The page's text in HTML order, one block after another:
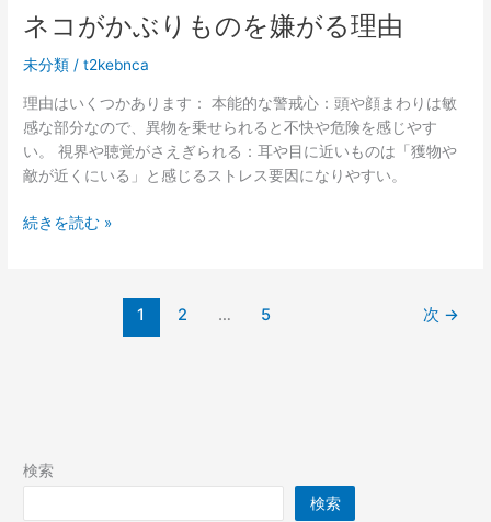
ツ
を
説
れ
の
性
と
浮
気
傾
い
ネコがかぶりものを嫌がる理由
未分類 /t2kebnca
理由はいくつかあります： 本能的な警戒心：頭や顔まわりは敏
感な部分なので、異物を乗せられると不快や危険を感じやす
い。 視界や聴覚がさえぎられる：耳や目に近いものは「獲物や
敵が近くにいる」と感じるストレス要因になりやすい。
ネ
が
る
続きを読む »
1 2 … 5 次 →
検索
検索